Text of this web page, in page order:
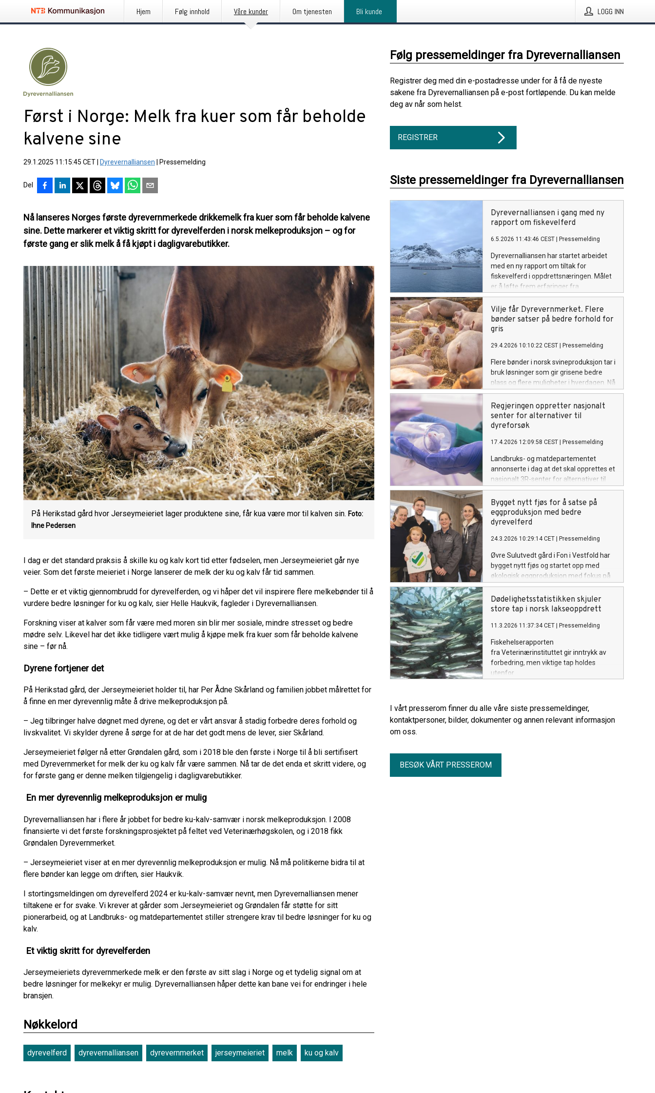
Hjem Følg innhold Våre kunder Om tjenesten Bli kunde LOGG INN
Først i Norge: Melk fra kuer som får beholde
kalvene sine
29.1.2025 11:15:45 CET Dyrevernalliansen Pressemelding
Del
Nå lanseres Norges første dyrevernmerkede drikkemelk fra kuer som får beholde kalvene
sine. Dette markerer et viktig skritt for dyrevelferden i norsk melkeproduksjon – og for
første gang er slik melk å få kjøpt i dagligvarebutikker.
På Herikstad gård hvor Jerseymeieriet lager produktene sine, får kua være mor til kalven sin. Foto:
Ihne Pedersen
I dag er det standard praksis å skille ku og kalv kort tid etter fødselen, men Jerseymeieriet går nye
veier. Som det første meieriet i Norge lanserer de melk der ku og kalv får tid sammen.
– Dette er et viktig gjennombrudd for dyrevelferden, og vi håper det vil inspirere flere melkebønder til å
vurdere bedre løsninger for ku og kalv, sier Helle Haukvik, fagleder i Dyrevernalliansen.
Forskning viser at kalver som får være med moren sin blir mer sosiale, mindre stresset og bedre
mødre selv. Likevel har det ikke tidligere vært mulig å kjøpe melk fra kuer som får beholde kalvene
sine – før nå.
Dyrene fortjener det
På Herikstad gård, der Jerseymeieriet holder til, har Per Ådne Skårland og familien jobbet målrettet for
å finne en mer dyrevennlig måte å drive melkeproduksjon på.
– Jeg tilbringer halve døgnet med dyrene, og det er vårt ansvar å stadig forbedre deres forhold og
livskvalitet. Vi skylder dyrene å sørge for at de har det godt mens de lever, sier Skårland.
Jerseymeieriet følger nå etter Grøndalen gård, som i 2018 ble den første i Norge til å bli sertifisert
med Dyrevernmerket for melk der ku og kalv får være sammen. Nå tar de det enda et skritt videre, og
for første gang er denne melken tilgjengelig i dagligvarebutikker.
En mer dyrevennlig melkeproduksjon er mulig
Dyrevernalliansen har i flere år jobbet for bedre ku-kalv-samvær i norsk melkeproduksjon. I 2008
finansierte vi det første forskningsprosjektet på feltet ved Veterinærhøgskolen, og i 2018 fikk
Grøndalen Dyrevernmerket.
– Jerseymeieriet viser at en mer dyrevennlig melkeproduksjon er mulig. Nå må politikerne bidra til at
flere bønder kan legge om driften, sier Haukvik.
I stortingsmeldingen om dyrevelferd 2024 er ku-kalv-samvær nevnt, men Dyrevernalliansen mener
tiltakene er for svake. Vi krever at gårder som Jerseymeieriet og Grøndalen får støtte for sitt
pionerarbeid, og at Landbruks- og matdepartementet stiller strengere krav til bedre løsninger for ku og
kalv.
Et viktig skritt for dyrevelferden
Jerseymeieriets dyrevernmerkede melk er den første av sitt slag i Norge og et tydelig signal om at
bedre løsninger for melkekyr er mulig. Dyrevernalliansen håper dette kan bane vei for endringer i hele
bransjen.
Nøkkelord
dyrevelferd dyrevernalliansen dyrevernmerket jerseymeieriet melk ku og kalv
Følg pressemeldinger fra Dyrevernalliansen
Registrer deg med din e-postadresse under for å få de nyeste
sakene fra Dyrevernalliansen på e-post fortløpende. Du kan melde
deg av når som helst.
REGISTRER
Siste pressemeldinger fra Dyrevernalliansen
Dyrevernalliansen i gang med ny
rapport om fiskevelferd
6.5.2026 11:43:46 CEST Pressemelding
Dyrevernalliansen har startet arbeidet
med en ny rapport om tiltak for
fiskevelferd i oppdrettsnæringen. Målet
er å løfte frem erfaringer fra
oppdrettere og anlegg som har lykkes
med tiltak som gir bedre fiskevelferd i
praksis.
Vilje får Dyrevernmerket. Flere
bønder satser på bedre forhold for
gris
29.4.2026 10:10:22 CEST Pressemelding
Flere bønder i norsk svineproduksjon tar i
bruk løsninger som gir grisene bedre
plass og flere muligheter i hverdagen. Nå
får Vilje sine produkter med gris
Dyrevernmerket, og blir tilgjengelige i
dagligvarebutikker over hele landet
Regjeringen oppretter nasjonalt
senter for alternativer til
dyreforsøk
17.4.2026 12:09:58 CEST Pressemelding
Landbruks- og matdepartementet
annonserte i dag at det skal opprettes et
nasjonalt 3R-senter for alternativer til
dyreforsøk. Dette er en milepæl etter
over 20 års arbeid fra Dyrevernalliansen
for å få et slikt senter på plass.
Bygget nytt fjøs for å satse på
eggproduksjon med bedre
dyrevelferd
24.3.2026 10:29:14 CET Pressemelding
Øvre Sulutvedt gård i Fon i Vestfold har
bygget nytt fjøs og startet opp med
økologisk eggproduksjon med fokus på
bedre dyrevelferd. Nå er gården
godkjent for Dyrevernmerket.
Dødelighetsstatistikken skjuler
store tap i norsk lakseoppdrett
11.3.2026 11:37:34 CET Pressemelding
Fiskehelserapporten
fra Veterinærinstituttet gir inntrykk av
forbedring, men viktige tap holdes
utenfor.
I vårt presserom finner du alle våre siste pressemeldinger,
kontaktpersoner, bilder, dokumenter og annen relevant informasjon
om oss.
BESØK VÅRT PRESSEROM